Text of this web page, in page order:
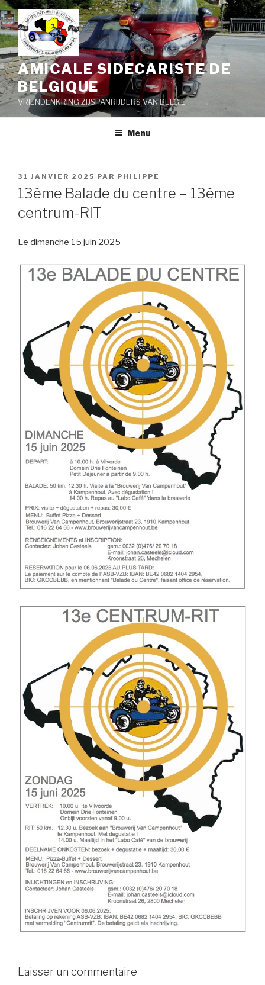
Aller
au
contenu
principal
AMICALE SIDECARISTE DE
BELGIQUE
VRIENDENKRING ZIJSPANRIJDERS VAN BELGIE
Menu
PUBLIÉ
LE
31 JANVIER 2025 PAR PHILIPPE
13ème Balade du centre – 13ème
centrum-RIT
Le dimanche 15 juin 2025
Laisser un commentaire